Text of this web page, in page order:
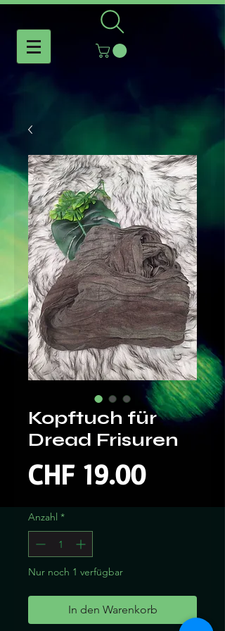
Kopftuch für
Dread Frisuren
CHF 19.00Preis
Anzahl *
Nur noch 1 verfügbar
In den Warenkorb